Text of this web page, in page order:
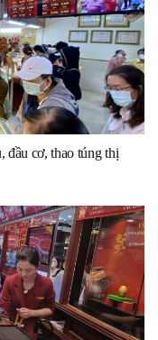
đầu cơ, thao túng thị